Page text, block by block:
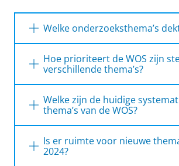
Welke onderzoeksthema’s
School alle thema’s van de
domeinen ‘energie’ en ‘klimaat’
school heeft geen eigen
school zelf die bepaalt wat de
onderzoeksthema’s zijn.
Hoe prioriteert de WOS zijn
verschillende thema’s?
wordt gegeven aan energie en
graag wil steunen. Gelet op de
mankracht en het beperkte
Welke zijn de huidige
thema’s van de WOS?
binnen de Groningen Energy and
Is er ruimte voor nieuwe
2024?